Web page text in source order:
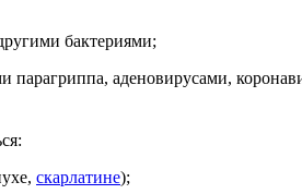
бактериями;
парагриппа, аденовирусами,
скарлатине);